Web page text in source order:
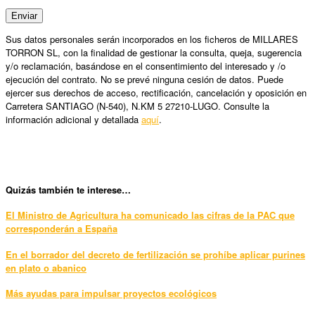
Sus datos personales serán incorporados en los ficheros de MILLARES
TORRON SL, con la finalidad de gestionar la consulta, queja, sugerencia
y/o reclamación, basándose en el consentimiento del interesado y /o
ejecución del contrato. No se prevé ninguna cesión de datos. Puede
ejercer sus derechos de acceso, rectificación, cancelación y oposición en
Carretera SANTIAGO (N-540), N.KM 5 27210-LUGO. Consulte la
información adicional y detallada aquí.
Quizás también te interese…
El Ministro de Agricultura ha comunicado las cifras de la PAC que
corresponderán a España
En el borrador del decreto de fertilización se prohíbe aplicar purines
en plato o abanico
Más ayudas para impulsar proyectos ecológicos